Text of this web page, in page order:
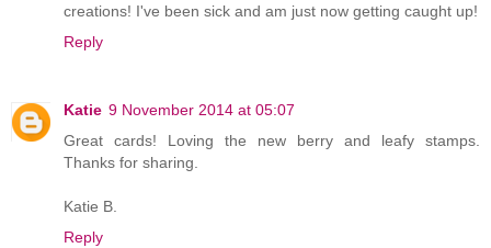
creations! I've been sick and am just now getting caught up!
Reply
Katie 9 November 2014 at 05:07
Great cards! Loving the new berry and leafy stamps.
Thanks for sharing.
Katie B.
Reply